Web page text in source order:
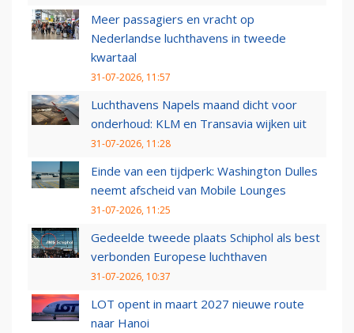
Meer passagiers en vracht op
Nederlandse luchthavens in tweede
kwartaal
31-07-2026, 11:57
Luchthavens Napels maand dicht voor
onderhoud: KLM en Transavia wijken uit
31-07-2026, 11:28
Einde van een tijdperk: Washington Dulles
neemt afscheid van Mobile Lounges
31-07-2026, 11:25
Gedeelde tweede plaats Schiphol als best
verbonden Europese luchthaven
31-07-2026, 10:37
LOT opent in maart 2027 nieuwe route
naar Hanoi